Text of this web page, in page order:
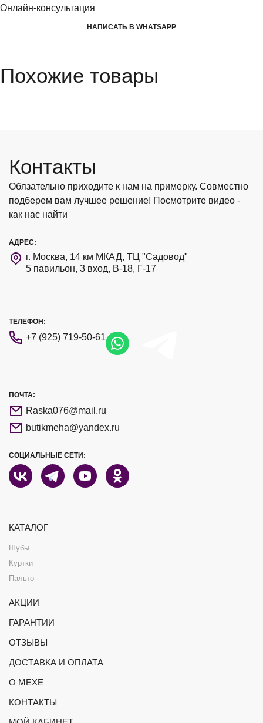
Онлайн-консультация
НАПИСАТЬ В WHATSAPP
Похожие товары
Контакты
Обязательно приходите к нам на примерку. Совместно
подберем вам лучшее решение! Посмотрите видео -
как нас найти
АДРЕС:
г. Москва, 14 км МКАД, ТЦ "Садовод"
5 павильон, 3 вход, В-18, Г-17
ТЕЛЕФОН:
+7 (925) 719-50-61
ПОЧТА:
Raska076@mail.ru
butikmeha@yandex.ru
СОЦИАЛЬНЫЕ СЕТИ:
КАТАЛОГ
Шубы
Куртки
Пальто
АКЦИИ
ГАРАНТИИ
ОТЗЫВЫ
ДОСТАВКА И ОПЛАТА
О МЕХЕ
КОНТАКТЫ